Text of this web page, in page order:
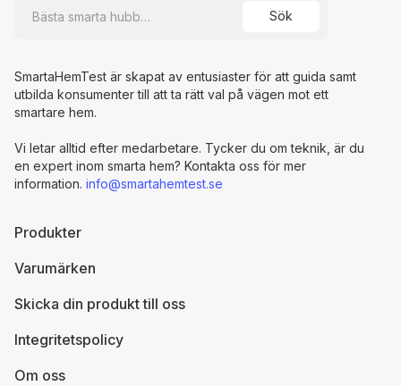
Produkter
Varumärken
Skicka din produkt till oss
Integritetspolicy
Om oss
SmartaHemTest är skapat av entusiaster för att guida samt
utbilda konsumenter till att ta rätt val på vägen mot ett
smartare hem.
Vi letar alltid efter medarbetare. Tycker du om teknik, är du
en expert inom smarta hem? Kontakta oss för mer
information. info@smartahemtest.se